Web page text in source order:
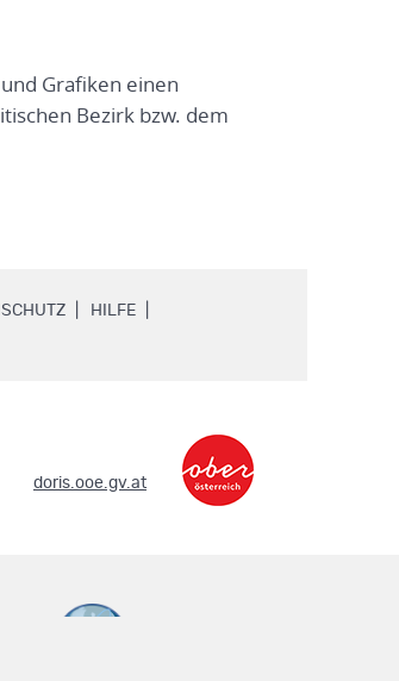
Grafiken einen
Bezirk bzw. dem
HILFE
doris.ooe.gv.at.